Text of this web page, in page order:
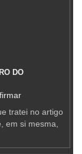
DO
tratei no artigo
em si mesma,